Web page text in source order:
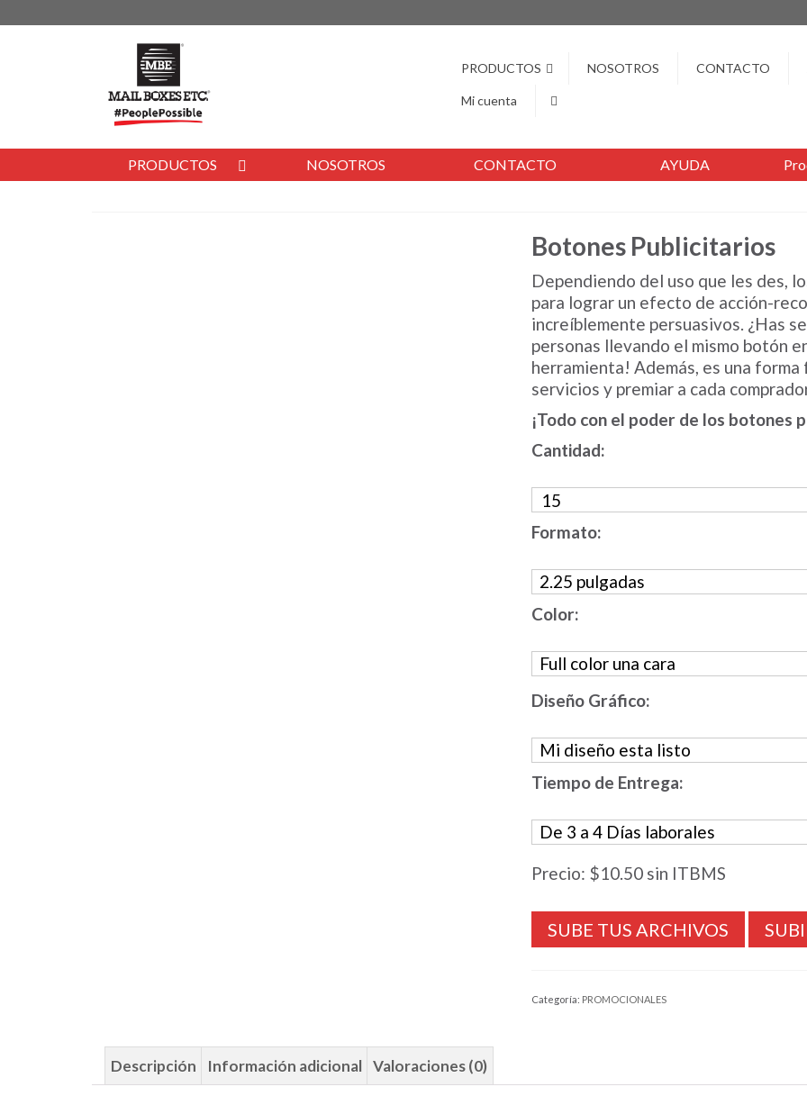
PRODUCTOS NOSOTROS CONTACTO
Mi cuenta
PRODUCTOS NOSOTROS CONTACTO AYUDA
Botones Publicitarios
Dependiendo del uso que les des,
para lograr un efecto de acción-
increíblemente persuasivos. ¿Has
personas llevando el mismo botón
herramienta! Además, es una
servicios y premiar a cada
¡Todo con el poder de los botones
Cantidad:
Formato:
Color:
Diseño Gráfico:
Tiempo de Entrega:
Precio: $10.50sin ITBMS
Categoría: PROMOCIONALES
Descripción Información adicional Valoraciones (0)